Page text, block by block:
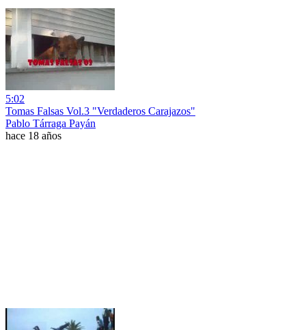
5:02
Tomas Falsas Vol.3 "Verdaderos Carajazos"
Pablo Tárraga Payán
hace 18 años